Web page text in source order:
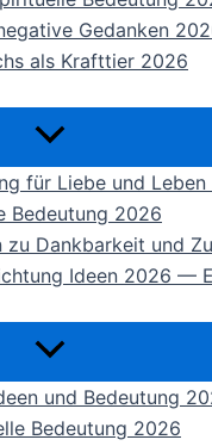
Gedanken
als Krafttier 2026
für Liebe und
Bedeutung 2026
zu Dankbarkeit und
Ideen 2026 —
und Bedeutung
Bedeutung 2026